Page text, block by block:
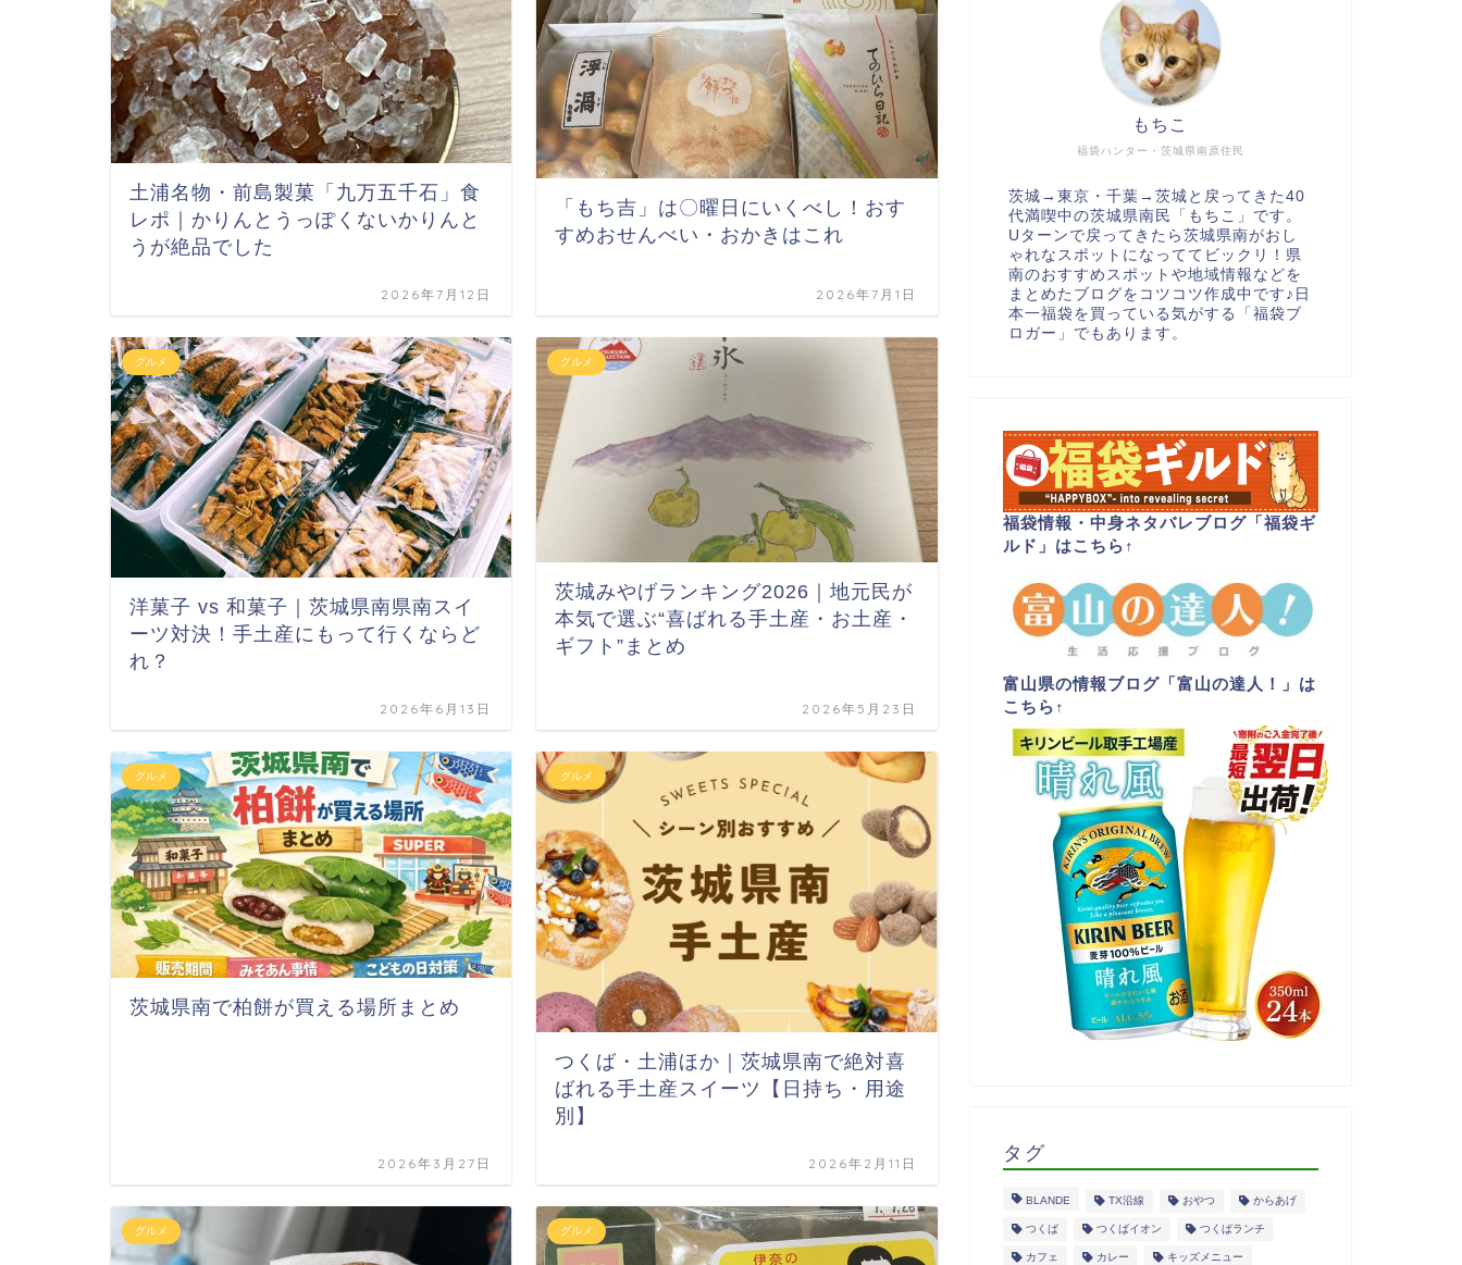
土浦名物・前島製菓「九万五千石」食
レポ｜かりんとうっぽくないかりんと
うが絶品でした
2026年7月12日
「もち吉」は〇曜日にいくべし！おす
すめおせんべい・おかきはこれ
2026年7月1日
グルメ
洋菓子 vs 和菓子｜茨城県南県南スイ
ーツ対決！手土産にもって行くならど
れ？
2026年6月13日
グルメ
茨城みやげランキング2026｜地元民が
本気で選ぶ“喜ばれる手土産・お土産・
ギフト”まとめ
2026年5月23日
グルメ
茨城県南で柏餅が買える場所まとめ
2026年3月27日
グルメ
つくば・土浦ほか｜茨城県南で絶対喜
ばれる手土産スイーツ【日持ち・用途
別】
2026年2月11日
グルメ グルメ
福袋ハンター・茨城県南原住民
もちこ
茨城→東京・千葉→茨城と戻ってきた40
代満喫中の茨城県南民「もちこ」です。
Uターンで戻ってきたら茨城県南がおし
ゃれなスポットになっててビックリ！県
南のおすすめスポットや地域情報などを
まとめたブログをコツコツ作成中です♪日
本一福袋を買っている気がする「福袋ブ
ロガー」でもあります。
福袋情報・中身ネタバレブログ「福袋ギ
ルド」はこちら ↑
富山県の情報ブログ「富山の達人！」は
こちら ↑
タグ
BLANDE TX沿線 おやつ からあげ
つくば つくばイオン つくばランチ
カフェ カレー キッズメニュー